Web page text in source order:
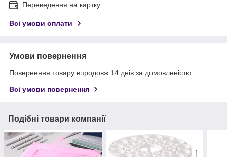
Переведення на картку
Всі умови оплати
Умови повернення
Повернення товару впродовж 14 днів за домовленістю
Всі умови повернення
Подібні товари компанії